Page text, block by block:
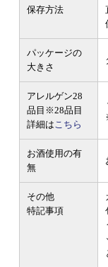
保存方法
パッケージの
大きさ
アレルゲン28
品目 ※28品目
詳細はこちら
お酒使用の有
無
その他
特記事項